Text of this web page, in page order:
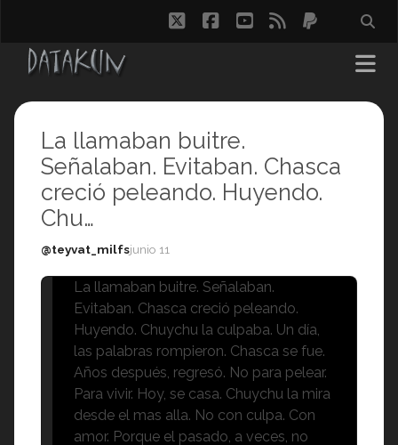
twitterfacebook
youtube
rss paypal
La llamaban buitre.
Señalaban. Evitaban. Chasca
creció peleando. Huyendo.
Chu…
@teyvat_milfsjunio 11
La llamaban buitre. Señalaban.
Evitaban. Chasca creció peleando.
Huyendo. Chuychu la culpaba. Un día,
las palabras rompieron. Chasca se fue.
Años después, regresó. No para pelear.
Para vivir. Hoy, se casa. Chuychu la mira
desde el mas alla. No con culpa. Con
amor. Porque el pasado, a veces, no